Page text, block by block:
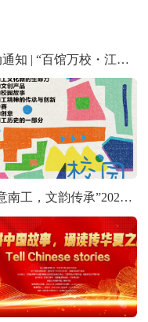
活动通知 | “百馆万校・江右最美 领读人” 活动现已扬帆起航，诚邀您的精彩参与！
“创意南工，文韵传承”2025年校园文创大赛火热开启！等你来挑战！